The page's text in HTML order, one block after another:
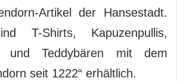
Artikel der Hansestadt.
T-Shirts, Kapuzenpullis,
und Teddybären mit dem
seit 1222“ erhältlich.